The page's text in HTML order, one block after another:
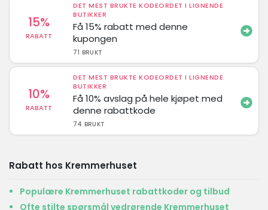
15%
RABATT
DET MEST BRUKTE KODEORDET I LIGNENDE
BUTIKKER
Få 15% rabatt med denne
kupongen
71 BRUKT
10%
RABATT
DET MEST BRUKTE KODEORDET I LIGNENDE
BUTIKKER
Få 10% avslag på hele kjøpet med
denne rabattkode
74 BRUKT
Rabatt hos Kremmerhuset
Populære Kremmerhuset rabattkoder og tilbud
Ofte stilte spørsmål vedrørende Kremmerhuset